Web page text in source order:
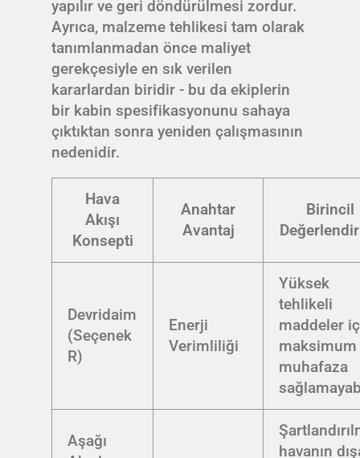
yapılır ve geri döndürülmesi zordur.
Ayrıca, malzeme tehlikesi tam olarak
tanımlanmadan önce maliyet
gerekçesiyle en sık verilen
kararlardan biridir - bu da ekiplerin
bir kabin spesifikasyonunu sahaya
çıktıktan sonra yeniden çalışmasının
nedenidir.
Hava
Akışı
Konsepti
Anahtar
Avantaj
Birincil
Devridaim
(Seçenek
R)
Enerji
Verimliliği
Yüksek
tehlikeli
maddeler
maksimum
muhafaza
Aşağı
havanın